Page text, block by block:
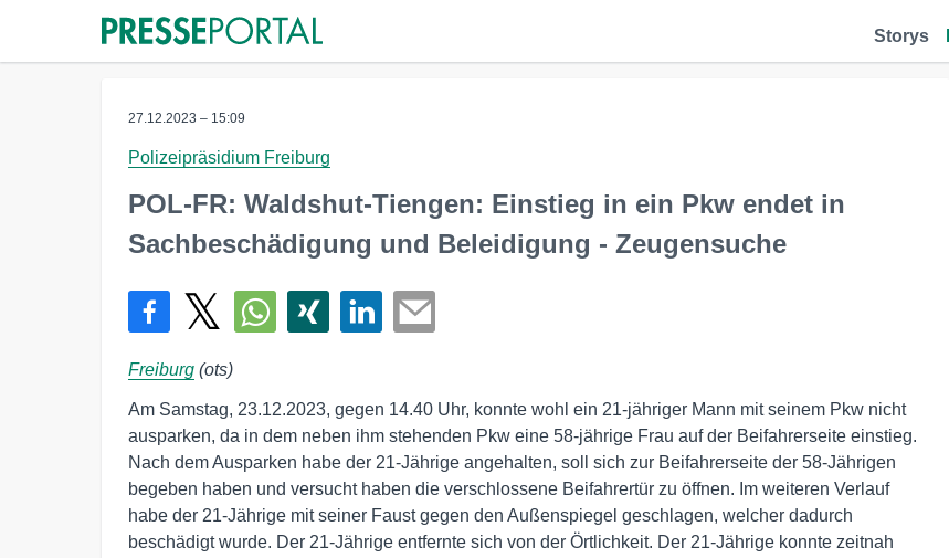
Storys
27.12.2023 – 15:09
Polizeipräsidium Freiburg
POL-FR: Waldshut-Tiengen: Einstieg in ein Pkw endet in
Sachbeschädigung und Beleidigung - Zeugensuche
Freiburg (ots)
Am Samstag, 23.12.2023, gegen 14.40 Uhr, konnte wohl ein 21-jähriger Mann mit seinem Pkw nicht
ausparken, da in dem neben ihm stehenden Pkw eine 58-jährige Frau auf der Beifahrerseite einstieg.
Nach dem Ausparken habe der 21-Jährige angehalten, soll sich zur Beifahrerseite der 58-Jährigen
begeben haben und versucht haben die verschlossene Beifahrertür zu öffnen. Im weiteren Verlauf
habe der 21-Jährige mit seiner Faust gegen den Außenspiegel geschlagen, welcher dadurch
beschädigt wurde. Der 21-Jährige entfernte sich von der Örtlichkeit. Der 21-Jährige konnte zeitnah